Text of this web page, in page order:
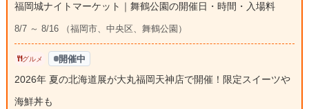
福岡城ナイトマーケット｜舞鶴公園の開催日・時間・入場料
8/7 ～ 8/16 （福岡市、中央区、舞鶴公園）
グルメ 開催中
2026年 夏の北海道展が大丸福岡天神店で開催！限定スイーツや
海鮮丼も